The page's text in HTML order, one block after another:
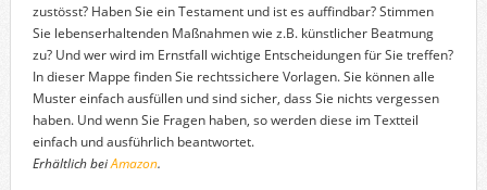
zustösst? Haben Sie ein Testament und ist es auffindbar? Stimmen
Sie lebenserhaltenden Maßnahmen wie z.B. künstlicher Beatmung
zu? Und wer wird im Ernstfall wichtige Entscheidungen für Sie treffen?
In dieser Mappe finden Sie rechtssichere Vorlagen. Sie können alle
Muster einfach ausfüllen und sind sicher, dass Sie nichts vergessen
haben. Und wenn Sie Fragen haben, so werden diese im Textteil
einfach und ausführlich beantwortet.
Erhältlich beiAmazon.